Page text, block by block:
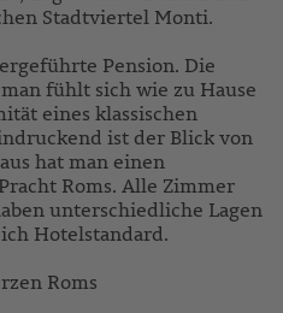
Stadtviertel Monti.
Pension. Die
fühlt sich wie zu Hause
eines klassischen
ist der Blick von
hat man einen
Roms. Alle Zimmer
unterschiedliche Lagen
Hotelstandard.
Roms